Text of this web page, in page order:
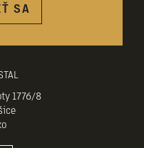
1776/8
SA